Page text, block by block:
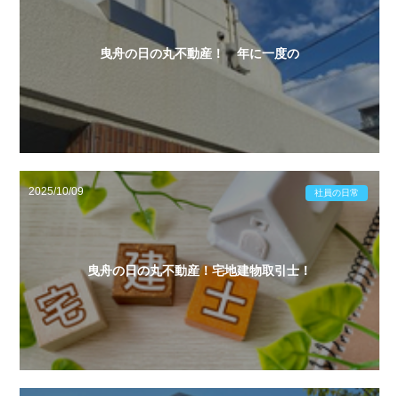
曳舟の日の丸不動産！ 年に一度の
2025/10/09 社員の日常
曳舟の日の丸不動産！宅地建物取引士！